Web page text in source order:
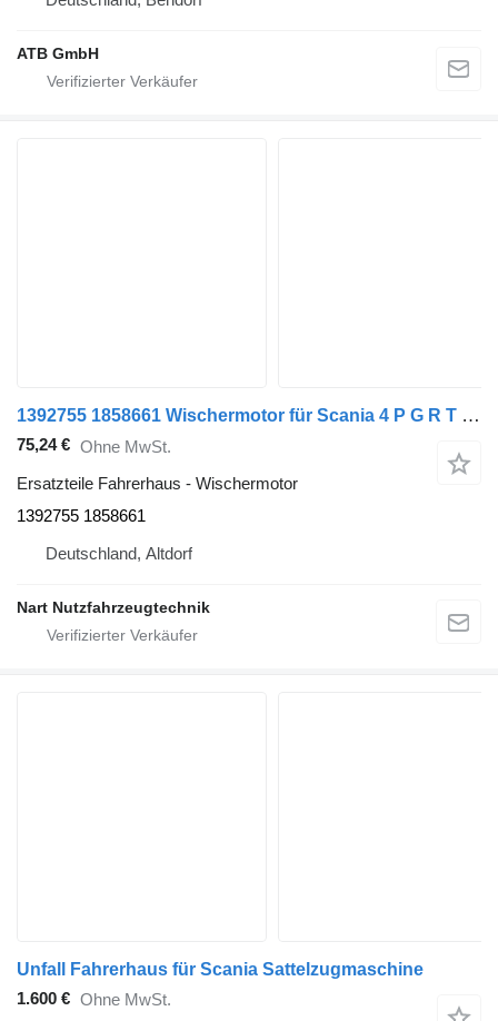
ATB GmbH
1392755 1858661 Wischermotor für Scania 4 P G R T Sattelzugmaschine
75,24 € Ohne MwSt.
Ersatzteile Fahrerhaus - Wischermotor
1392755 1858661
Deutschland, Altdorf
Nart Nutzfahrzeugtechnik
Unfall Fahrerhaus für Scania Sattelzugmaschine
1.600 € Ohne MwSt.